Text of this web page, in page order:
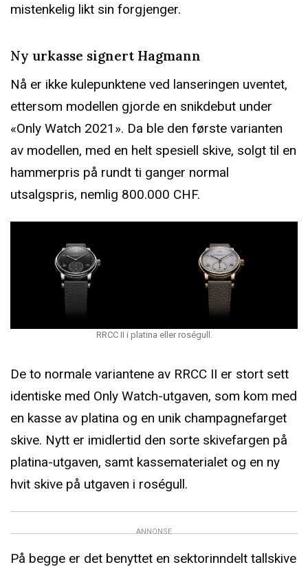
mistenkelig likt sin forgjenger.
Ny urkasse signert Hagmann
Nå er ikke kulepunktene ved lanseringen uventet,
ettersom modellen gjorde en snikdebut under
«Only Watch 2021». Da ble den første varianten
av modellen, med en helt spesiell skive, solgt til en
hammerpris på rundt ti ganger normal
utsalgspris, nemlig 800.000 CHF.
RRCC II i platina eller roségull.
De to normale variantene av RRCC II er stort sett
identiske med Only Watch-utgaven, som kom med
en kasse av platina og en unik champagnefarget
skive. Nytt er imidlertid den sorte skivefargen på
platina-utgaven, samt kassematerialet og en ny
hvit skive på utgaven i roségull.
ANNONSE
På begge er det benyttet en sektorinndelt tallskive